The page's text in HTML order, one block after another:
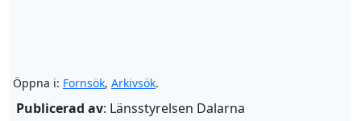
Öppna i: Fornsök, Arkivsök.
Publicerad av: Länsstyrelsen Dalarna